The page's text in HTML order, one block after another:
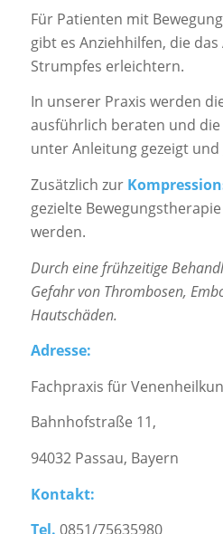
Für Patienten mit
gibt es Anziehhilfen, die das
Strumpfes erleichtern.
In unserer Praxis werden
ausführlich beraten und
unter Anleitung gezeigt
Zusätzlich zur
gezielte
werden.
Durch eine frühzeitige
Gefahr von Thrombosen,
Hautschäden.
Adresse:
Fachpraxis für
Bahnhofstraße 11,
94032 Passau, Bayern
Kontakt:
Tel. 0851/75635980